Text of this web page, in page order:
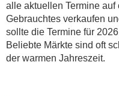
Aktuelle
Umgebung
Kleinanzeigen
Trödelmarkt
alle aktuellen Termine
Gebrauchtes verkaufen
sollte die Termine für
Beliebte Märkte sind oft
der warmen Jahreszeit.